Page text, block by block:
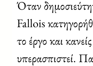
Όταν
Fallois
το έργο και
υπερασπιστεί.